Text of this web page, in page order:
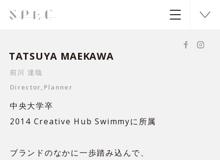
TATSUYA MAEKAWA
前川 達哉
Director,Planner
中央大学卒
2014 Creative Hub Swimmyに所属
ブランドのなかに一歩踏み込んで、